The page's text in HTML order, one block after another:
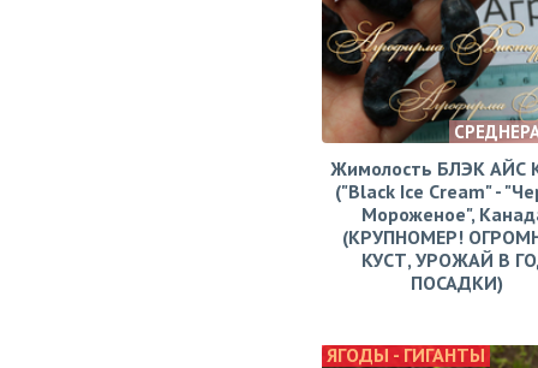
Жимолость БЛЭК АЙС
("Black Ice Cream" -
Мороженое",
(КРУПНОМЕР!
КУСТ, УРОЖАЙ В
ПОСАДКИ)
ЯГОДЫ - ГИГАНТЫ